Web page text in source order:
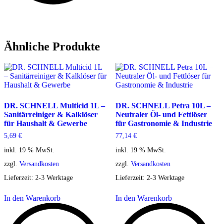
Ähnliche Produkte
DR. SCHNELL Multicid 1L –
Sanitärreiniger & Kalklöser
für Haushalt & Gewerbe
5,69 €
inkl. 19 % MwSt.
zzgl. Versandkosten
Lieferzeit: 2-3 Werktage
In den Warenkorb
DR. SCHNELL Petra 10L –
Neutraler Öl- und Fettlöser
für Gastronomie & Industrie
77,14 €
inkl. 19 % MwSt.
zzgl. Versandkosten
Lieferzeit: 2-3 Werktage
In den Warenkorb